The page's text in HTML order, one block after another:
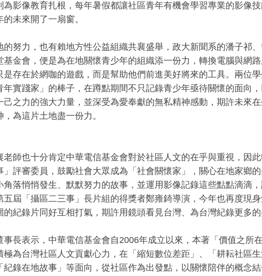
為影像教育扎根，每年暑假都讓社區青年有機會學習專業的影像
未來開了一扇窗。
的努力，也有賴地方性公益組織共襄盛舉，政大新聞系的潘子祁
基金會，便是為在地關懷青少年的組織添一份力，轉換電腦與網
是存在於網咖的遊戲，而是幫助他們前進美好將來的工具。兩位
年實踐家」的棒子，在蹲點期間不只記錄青少年亟待關懷的面向
己之力的強大力量，並深受為愛奉獻的無私精神感動，期許未來
為這片土地盡一份力。
老師也十分肯定中華電信基金會對於社區人文的在乎與重視，因
」評審委員，鼓勵社會大眾成為「社會關懷家」，關心在地家鄉的
角落悄悄發生、默默努力的故事，並運用影像記錄這些點點滴滴
五屆「攝區二三事」長片組的得獎者鄭雍錡導演，今年也再度現
的紀錄片同好互相打氣，期許用鏡頭看見台灣、為台灣紀錄更多的
事長表示，中華電信基金會自2006年成立以來，本著「價值之所
極為台灣社區人文貢獻心力，在「縮短數位差距」、「耕耘社區
紀錄在地故事」等面向，從社區作為出發點，以關懷陪伴的概念